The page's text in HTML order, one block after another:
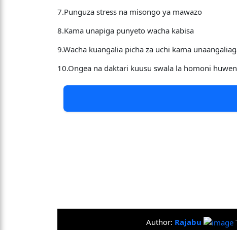
7.Punguza stress na misongo ya mawazo
8.Kama unapiga punyeto wacha kabisa
9.Wacha kuangalia picha za uchi kama
10.Ongea na daktari kuusu swala la homoni
Author: Rajabu